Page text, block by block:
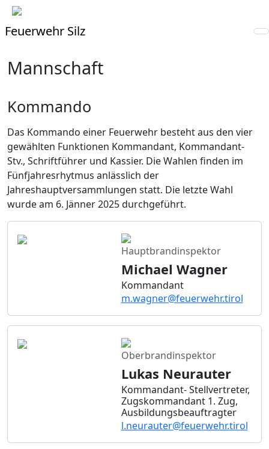
Feuerwehr Silz
Mannschaft
Kommando
Das Kommando einer Feuerwehr besteht aus den vier
gewählten Funktionen Kommandant, Kommandant-
Stv., Schriftführer und Kassier. Die Wahlen finden im
Fünfjahresrhytmus anlässlich der
Jahreshauptversammlungen statt. Die letzte Wahl
wurde am 6. Jänner 2025 durchgeführt.
Hauptbrandinspektor
Michael Wagner
Kommandant
m.wagner@feuerwehr.tirol
Oberbrandinspektor
Lukas Neurauter
Kommandant- Stellvertreter,
Zugskommandant 1. Zug,
Ausbildungsbeauftragter
l.neurauter@feuerwehr.tirol